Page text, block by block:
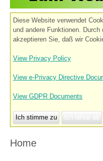
Diese Website verwendet
und andere Funktionen.
akzeptieren Sie, daß wir
View Privacy Policy
View e-Privacy Directive
View GDPR Documents
Ich stimme zu
Home